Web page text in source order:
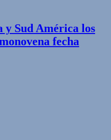
y Sud América los
fecha